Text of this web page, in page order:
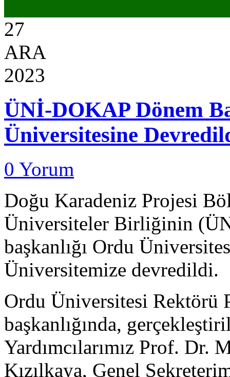
27
ARA
2023
ÜNİ-DOKAP Dönem
Üniversitesine
0 Yorum
Doğu Karadeniz Projesi
Üniversiteler Birliğinin
başkanlığı Ordu
Üniversitemize devredildi.
Ordu Üniversitesi Rektörü
başkanlığında,
Yardımcılarımız Prof.
Kızılkaya, Genel